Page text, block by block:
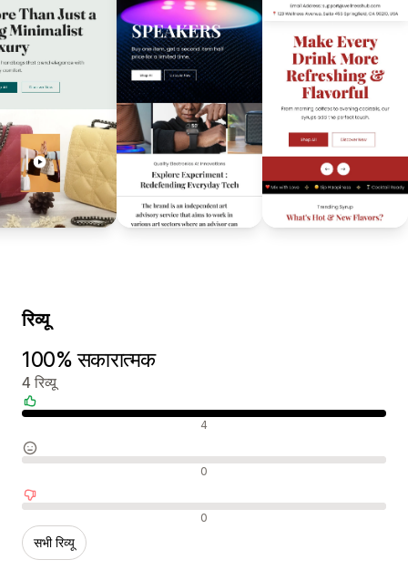
रिव्यू
100% सकारात्मक
4 रिव्यू
4
0
0
सभी रिव्यू